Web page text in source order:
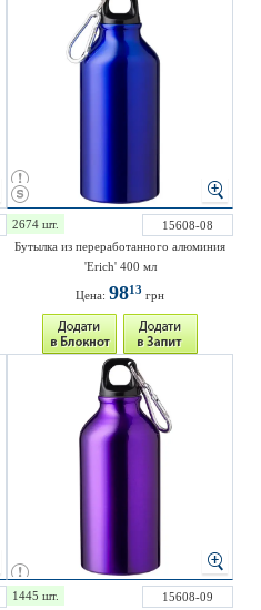
2674 шт.
15608-08
Бутылка из переработанного алюминия
'Erich' 400 мл
Цена: 9813 грн
1445 шт.
15608-09